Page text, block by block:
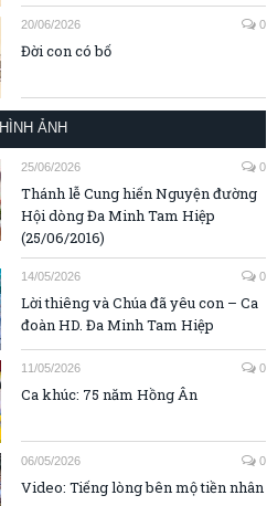
20/06/2026 0
Đời con có bố
HÌNH ẢNH
25/06/2026 0
Thánh lễ Cung hiến Nguyện đường
Hội dòng Đa Minh Tam Hiệp
(25/06/2016)
14/05/2026 0
Lời thiêng và Chúa đã yêu con – Ca
đoàn HD. Đa Minh Tam Hiệp
11/05/2026 0
Ca khúc: 75 năm Hồng Ân
06/05/2026 0
Video: Tiếng lòng bên mộ tiền nhân